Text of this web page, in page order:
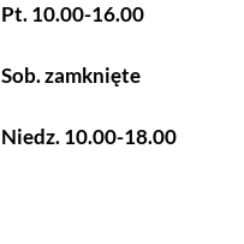
Pt. 10.00-16.00
Sob. zamknięte
Niedz. 10.00-18.00